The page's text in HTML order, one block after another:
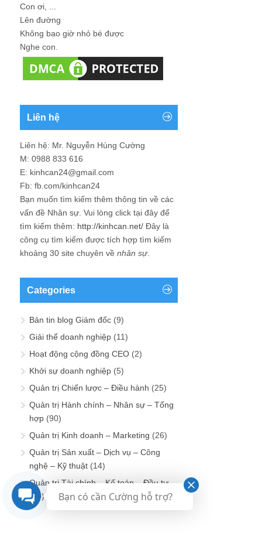
Con ơi, ...
Lên đường
Không bao giờ nhỏ bé được
Nghe con.
Liên hệ
Liên hệ: Mr. Nguyễn Hùng Cường
M: 0988 833 616
E: kinhcan24@gmail.com
Fb: fb.com/kinhcan24
Bạn muốn tìm kiếm thêm thông tin về các
vấn đề Nhân sự . Vui lòng click tại đây để
tìm kiếm thêm: http://kinhcan.net/ Đây là
công cụ tìm kiếm được tích hợp tìm kiếm
khoảng 30 site chuyên về nhân sự.
Categories
Bản tin blog Giám đốc (9)
Giải thể doanh nghiệp (11)
Hoạt động cộng đồng CEO (2)
Khởi sự doanh nghiệp (5)
Quản trị Chiến lược – Điều hành (25)
Quản trị Hành chính – Nhân sự – Tổng
hợp (90)
Quản trị Kinh doanh – Marketing (26)
Quản trị Sản xuất – Dịch vụ – Công
nghệ – Kỹ thuật (14)
Quản trị Tài chính – Kế toán – Đầu tư
(20)
Bạn có cần Cường hỗ trợ?